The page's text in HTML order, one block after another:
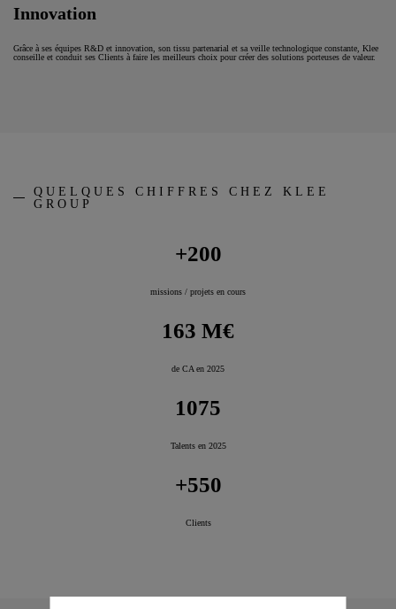
Innovation
Grâce à ses équipes R&D et innovation, son tissu partenarial et sa veille technologique constante, Klee
conseille et conduit ses Clients à faire les meilleurs choix pour créer des solutions porteuses de valeur.
QUELQUES CHIFFRES CHEZ KLEE
GROUP
+200
missions / projets en cours
163 M€
de CA en 2025
1075
Talents en 2025
+550
Clients